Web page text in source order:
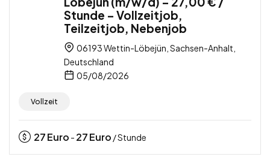
Stunde – Vollzeitjob,
Teilzeitjob, Nebenjob
06193 Wettin-Löbejün, Sachsen-Anhalt,
Deutschland
05/08/2026
Vollzeit
27Euro - 27Euro / Stunde